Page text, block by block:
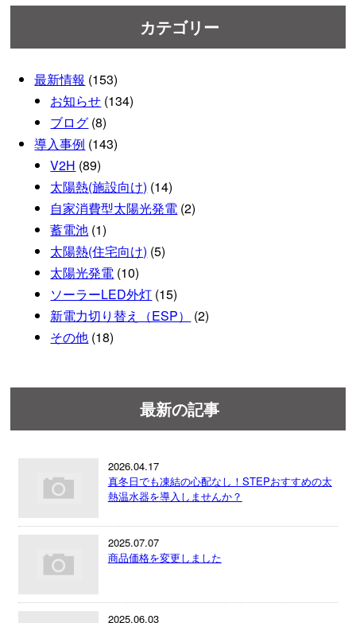
カテゴリー
最新情報 (153)
お知らせ (134)
ブログ (8)
導入事例 (143)
V2H (89)
太陽熱(施設向け) (14)
自家消費型太陽光発電 (2)
蓄電池 (1)
太陽熱(住宅向け) (5)
太陽光発電 (10)
ソーラーLED外灯 (15)
新電力切り替え（ESP）
(2)
その他 (18)
最新の記事
2026.04.17
真冬日でも凍結の心配なし！STEPおすすめの太
熱温水器を導入しませんか？
2025.07.07
商品価格を変更しました
2025.06.03